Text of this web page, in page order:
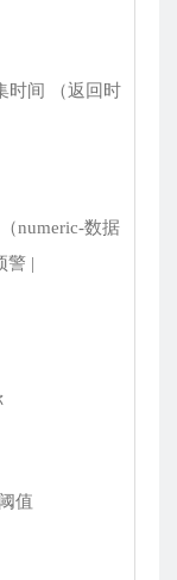
时间 （返回时
numeric-数据
警 |
值